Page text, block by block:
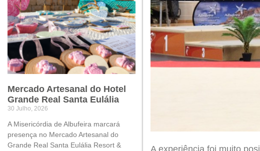
Mercado Artesanal do Hotel
Grande Real Santa Eulália
30 Julho, 2026
A Misericórdia de Albufeira marcará
presença no Mercado Artesanal do
Grande Real Santa Eulália Resort &